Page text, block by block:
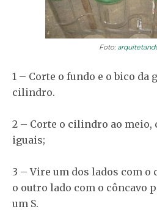
Foto:
1 – Corte o fundo e o bico da
cilindro.
2 – Corte o cilindro ao meio,
iguais;
3 – Vire um dos lados com o
o outro lado com o côncavo
um S.